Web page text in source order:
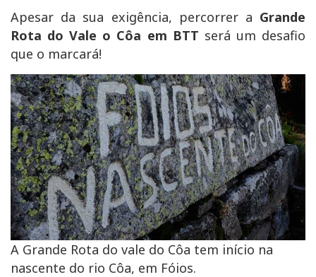
Apesar da sua exigência, percorrer a Grande
Rota do Vale o Côa em BTT será um desafio
que o marcará!
A Grande Rota do vale do Côa tem início na
nascente do rio Côa, em Fóios.